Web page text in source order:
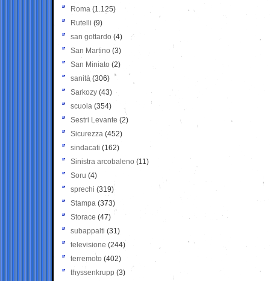
Roma (1.125)
Rutelli (9)
san gottardo (4)
San Martino (3)
San Miniato (2)
sanità (306)
Sarkozy (43)
scuola (354)
Sestri Levante (2)
Sicurezza (452)
sindacati (162)
Sinistra arcobaleno (11)
Soru (4)
sprechi (319)
Stampa (373)
Storace (47)
subappalti (31)
televisione(244)
terremoto (402)
thyssenkrupp (3)